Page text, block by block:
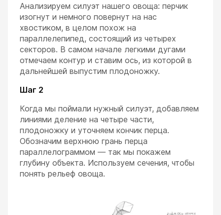
Анализируем силуэт нашего овоща: перчик
изогнут и немного повернут на нас
хвостиком, в целом похож на
параллелепипед, состоящий из четырех
секторов. В самом начале легкими дугами
отмечаем контур и ставим ось, из которой в
дальнейшей выпустим плодоножку.
Шаг 2
Когда мы поймали нужный силуэт, добавляем
линиями деление на четыре части,
плодоножку и уточняем кончик перца.
Обозначим верхнюю грань перца
параллелограммом — так мы покажем
глубину объекта. Используем сечения, чтобы
понять рельеф овоща.